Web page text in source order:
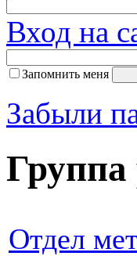
Вход на
Запомнить меня
Забыли
Группа
Отдел